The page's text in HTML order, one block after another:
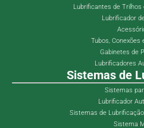
Lubrificantes de Trilhos
Lubrificador
Tubos, Conexões
Gabinetes de
Lubrificadores
Sistemas de
Sistemas
Lubrificador
Sistemas de
Sistema